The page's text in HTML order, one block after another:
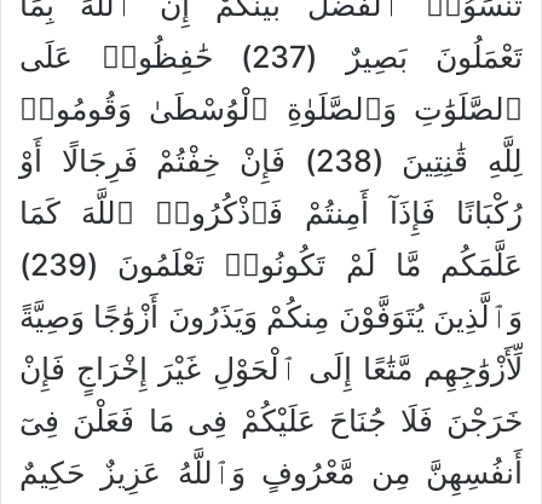
تَعْمَلُونَ بَصِيرٌ (237) حَٰفِظُوا۟ عَلَى
ٱلصَّلَوَٰتِ وَٱلصَّلَوٰةِ ٱلْوُسْطَىٰ وَقُومُوا۟
لِلَّهِ قَٰنِتِينَ (238) فَإِنْ خِفْتُمْ فَرِجَالًا أَوْ
رُكْبَانًا فَإِذَآ أَمِنتُمْ فَٱذْكُرُوا۟ ٱللَّهَ كَمَا
عَلَّمَكُم مَّا لَمْ تَكُونُوا۟ تَعْلَمُونَ (239)
وَٱلَّذِينَ يُتَوَفَّوْنَ مِنكُمْ وَيَذَرُونَ أَزْوَٰجًا وَصِيَّةً
لِّأَزْوَٰجِهِم مَّتَٰعًا إِلَى ٱلْحَوْلِ غَيْرَ إِخْرَاجٍ فَإِنْ
خَرَجْنَ فَلَا جُنَاحَ عَلَيْكُمْ فِى مَا فَعَلْنَ فِىٓ
أَنفُسِهِنَّ مِن مَّعْرُوفٍ وَٱللَّهُ عَزِيزٌ حَكِيمٌ